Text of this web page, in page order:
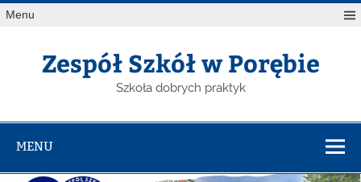
Menu
Zespół Szkół w Porębie
Szkoła dobrych praktyk
MENU